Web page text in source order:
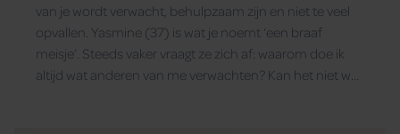
van je wordt verwacht, behulpzaam zijn en niet te veel
opvallen. Yasmine (37) is wat je noemt ‘een braaf
meisje’. Steeds vaker vraagt ze zich af: waarom doe ik
altijd wat anderen van me verwachten? Kan het niet wat